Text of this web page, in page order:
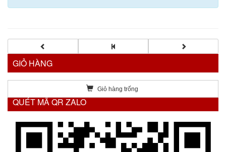
GIỎ HÀNG
Giỏ hàng trống
QUÉT MÃ QR ZALO